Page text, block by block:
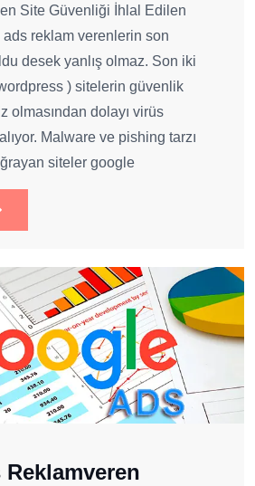
Site Güvenliği İhlal Edilen
reklam verenlerin son
desek yanlış olmaz. Son iki
) sitelerin güvenlik
olmasından dolayı virüs
Malware ve pishing tarzı
siteler google